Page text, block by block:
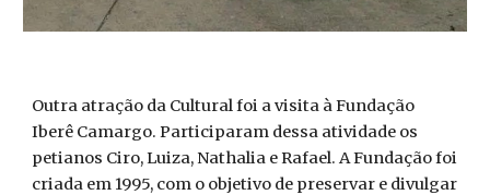
Outra atração da Cultural foi a visita à Fundação
Iberê Camargo. Participaram dessa atividade os
petianos Ciro, Luiza, Nathalia e Rafael. A Fundação foi
criada em 1995, com o objetivo de preservar e divulgar